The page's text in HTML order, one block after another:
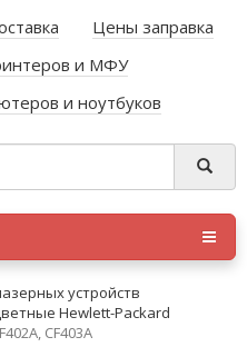
Цены заправка
и МФУ
и ноутбуков
устройств
Hewlett-Packard
CF403A